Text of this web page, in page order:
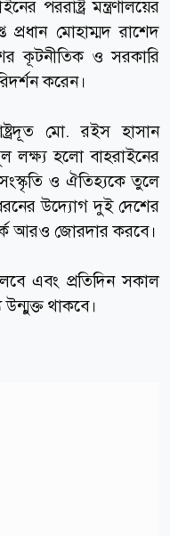
পররাষ্ট্র মন্ত্রণালয়ের
প্রধান মোহাম্মদ রাশেদ
কূটনীতিক ও সরকারি
করেন।
মো. রইস হাসান
হলো বাহরাইনের
ও ঐতিহ্যকে তুলে
উদ্যোগ দুই দেশের
আরও জোরদার করবে।
এবং প্রতিদিন সকাল
থাকবে।